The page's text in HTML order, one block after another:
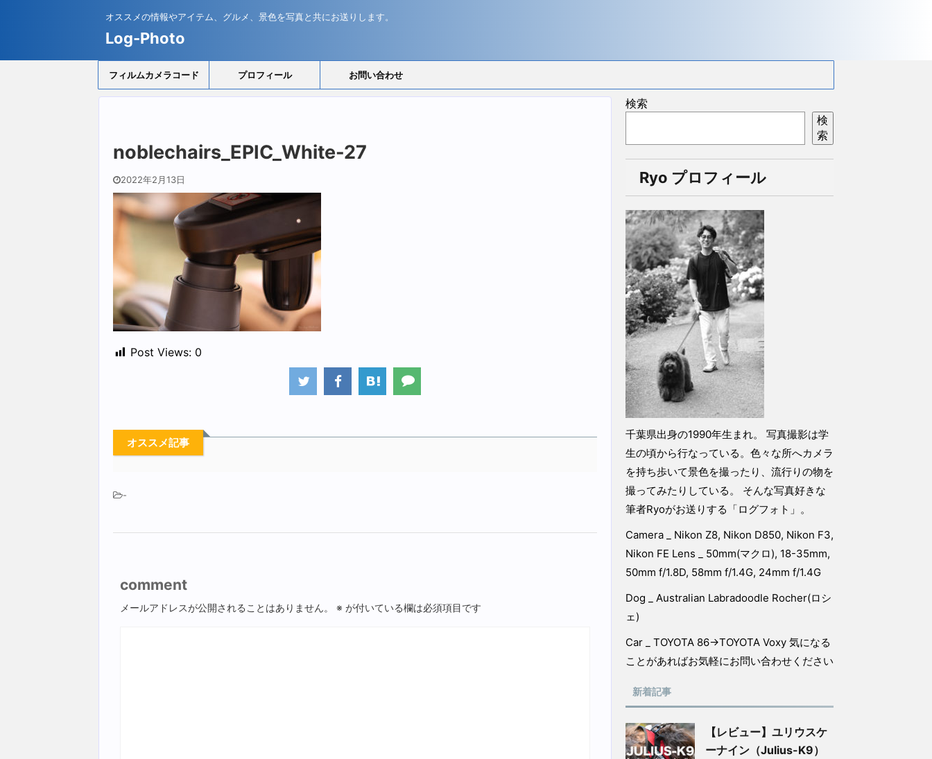
オススメの情報やアイテム、グルメ、景色を写真と共にお送りします。
Log-Photo
フィルムカメラコード プロフィール お問い合わせ
noblechairs_EPIC_White-27
2022年2月13日
Post Views: 0
オススメ記事
-
comment
メールアドレスが公開されることはありません。 ※ が付いている欄は必須項目です
検索
検
索
Ryo プロフィール
千葉県出身の1990年生まれ。 写真撮影は学
生の頃から行なっている。色々な所へカメラ
を持ち歩いて景色を撮ったり、流行りの物を
撮ってみたりしている。 そんな写真好きな
筆者Ryoがお送りする「ログフォト」。
Camera _ Nikon Z8, Nikon D850, Nikon F3,
Nikon FE Lens _ 50mm(マクロ), 18-35mm,
50mm f/1.8D, 58mm f/1.4G, 24mm f/1.4G
Dog _ Australian Labradoodle Rocher(ロシ
ェ)
Car _ TOYOTA 86→TOYOTA Voxy 気になる
ことがあればお気軽にお問い合わせください
新着記事
【レビュー】ユリウスケ
ーナイン（Julius-K9）